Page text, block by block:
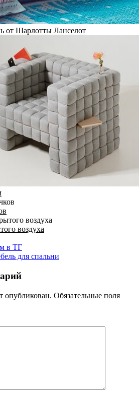
от Шарлотты Ланселот
воздуха
в ТГ
для спальни
опубликован. Обязательные поля